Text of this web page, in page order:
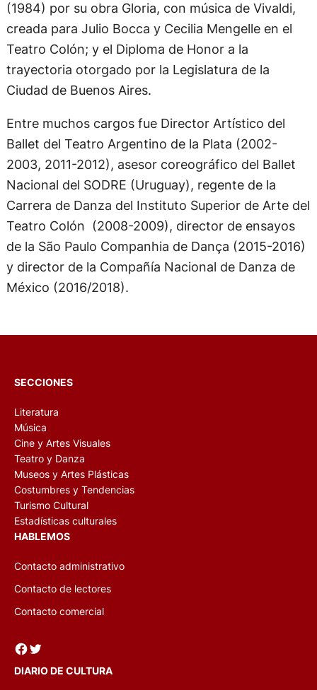
(1984) por su obra Gloria, con música de Vivaldi,
creada para Julio Bocca y Cecilia Mengelle en el
Teatro Colón; y el Diploma de Honor a la
trayectoria otorgado por la Legislatura de la
Ciudad de Buenos Aires.
Entre muchos cargos fue Director Artístico del
Ballet del Teatro Argentino de la Plata (2002-
2003, 2011-2012), asesor coreográfico del Ballet
Nacional del SODRE (Uruguay), regente de la
Carrera de Danza del Instituto Superior de Arte del
Teatro Colón (2008-2009), director de ensayos
de la São Paulo Companhia de Dança (2015-2016)
y director de la Compañía Nacional de Danza de
México (2016/2018).
SECCIONES
Literatura
Música
Cine y Artes Visuales
Teatro y Danza
Museos y Artes Plásticas
Costumbres y Tendencias
Turismo Cultural
Estadísticas culturales
HABLEMOS
Contacto administrativo
Contacto de lectores
Contacto comercial
Facebook Twitter
DIARIO DE CULTURA